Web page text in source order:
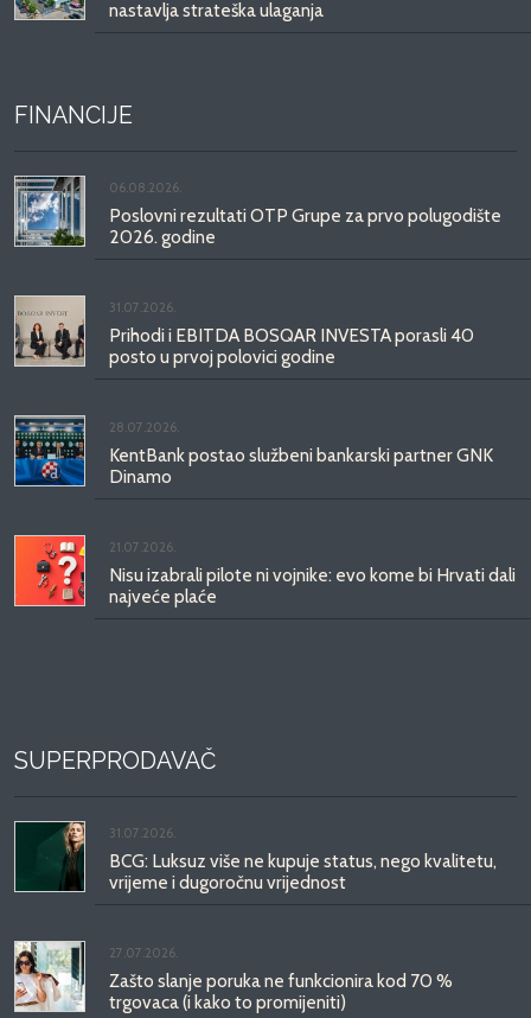
nastavlja strateška ulaganja
FINANCIJE
06.08.2026.
Poslovni rezultati OTP Grupe za prvo polugodište
2026. godine
31.07.2026.
Prihodi i EBITDA BOSQAR INVESTA porasli 40
posto u prvoj polovici godine
28.07.2026.
KentBank postao službeni bankarski partner GNK
Dinamo
21.07.2026.
Nisu izabrali pilote ni vojnike: evo kome bi Hrvati dali
najveće plaće
SUPERPRODAVAČ
31.07.2026.
BCG: Luksuz više ne kupuje status, nego kvalitetu,
vrijeme i dugoročnu vrijednost
27.07.2026.
Zašto slanje poruka ne funkcionira kod 70 %
trgovaca (i kako to promijeniti)